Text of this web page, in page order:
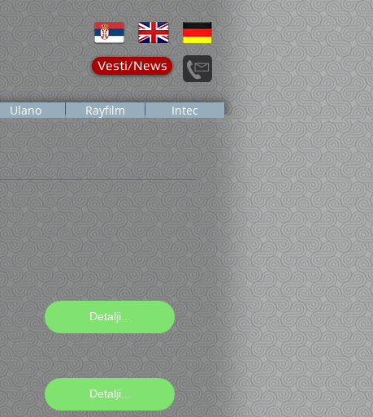
Vesti/News
Ulano Rayfilm Intec
Detalji...
Detalji...